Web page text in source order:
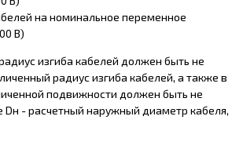
на номинальное переменное
В)
изгиба кабелей должен быть не
радиус изгиба кабелей, а также в
подвижности должен быть не
Dн - расчетный наружный диаметр кабеля,